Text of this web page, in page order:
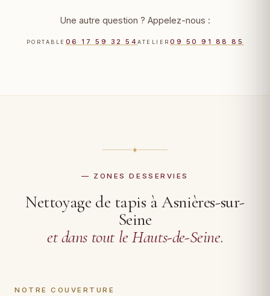
Une autre question ? Appelez-nous :
PORTABLE 06 17 59 32 54ATELIER09 50 91 88 85
✦
— ZONES DESSERVIES
Nettoyage de tapis à Asnières-sur-
Seine
et dans tout le Hauts-de-Seine.
NOTRE COUVERTURE